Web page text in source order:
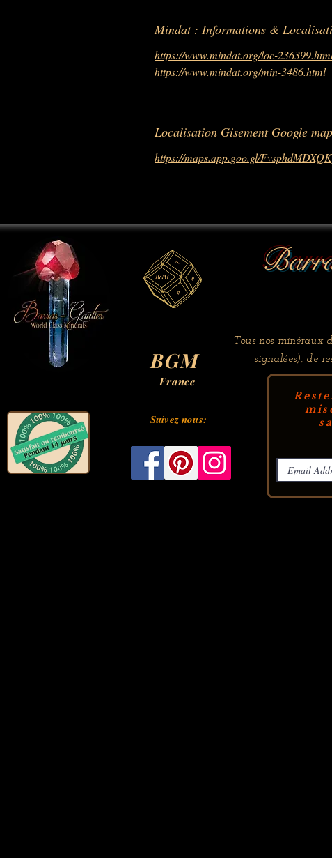
Mindat : Informations &
https://www.mindat.org/loc-
https://www.mindat.org/min-3486.html
Localisation Gisement Google map
https://maps.app.goo.gl/
Tous nos minéraux
signalées), de
BGM
France
Suivez nous: